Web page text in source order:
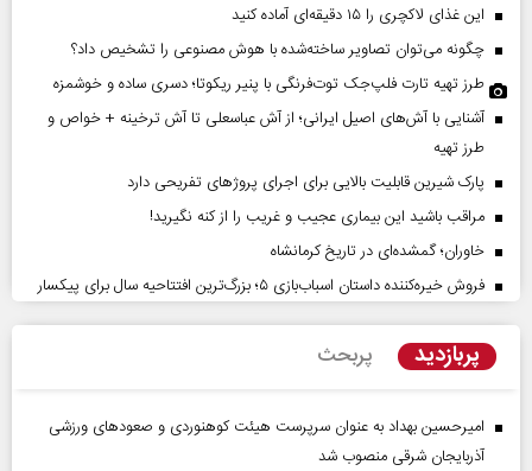
این غذای لاکچری را ۱۵ دقیقه‌ای آماده کنید
چگونه می‌توان تصاویر ساخته‌شده با هوش مصنوعی را تشخیص داد؟
طرز تهیه تارت فلپ‌جک توت‌فرنگی با پنیر ریکوتا؛ دسری ساده و خوشمزه
آشنایی با آش‌های اصیل ایرانی؛ از آش عباسعلی تا آش ترخینه + خواص و
طرز تهیه
پارک شیرین قابلیت‌ بالایی برای اجرای پروژهای تفریحی دارد
مراقب باشید این بیماری عجیب و غریب را از کنه نگیرید!
خاوران؛ گمشده‌ای در تاریخ کرمانشاه
فروش خیره‌کننده داستان اسباب‌بازی ۵؛ بزرگ‌ترین افتتاحیه سال برای پیکسار
پربازدید پربحث
امیرحسین بهداد به عنوان سرپرست هیئت کوهنوردی و صعودهای ورزشی
آذربایجان شرقی منصوب شد